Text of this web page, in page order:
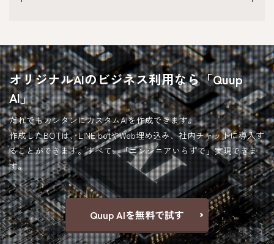
オリジナルAIのビジネス利用なら「Quup
AI」
だれでもカンタンにカスタムAIを作成できます。
作成したBOTは、LINE botやWeb埋め込み、社内チャットに導入す
ることができます。すべて、「エンジニアいらずで」実現できま
す。
Quup AIを無料で試す